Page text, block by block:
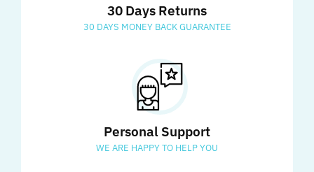
30 Days Returns
30 DAYS MONEY BACK GUARANTEE
Personal Support
WE ARE HAPPY TO HELP YOU